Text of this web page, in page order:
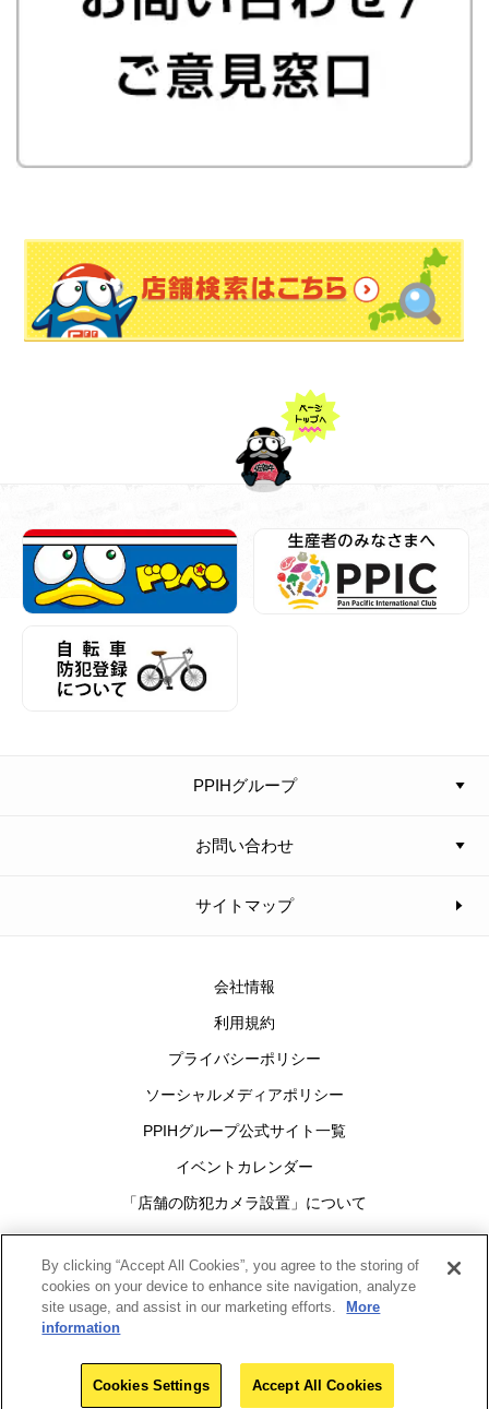
PPIHグループ
お問い合わせ
サイトマップ
会社情報
利用規約
プライバシーポリシー
ソーシャルメディアポリシー
PPIHグループ公式サイト一覧
イベントカレンダー
「店舗の防犯カメラ設置」について
Cookies Settings
グループ
By clicking “Accept All Cookies”, you agree to the storing of
cookies on your device to enhance site navigation, analyze
site usage, and assist in our marketing efforts.
More
information
Cookies Settings Accept All Cookies